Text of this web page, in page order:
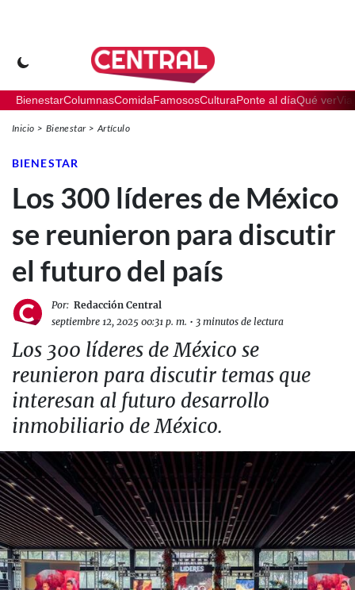
BienestarColumnasComidaFamososCulturaPonte al díaQué ver
Inicio Bienestar Artículo
BIENESTAR
Los 300 líderes de México
se reunieron para discutir
el futuro del país
Por: Redacción Central
septiembre 12, 2025 00:31 p. m. • 3 minutos de lectura
Los 300 líderes de México se
reunieron para discutir temas que
interesan al futuro desarrollo
inmobiliario de México.